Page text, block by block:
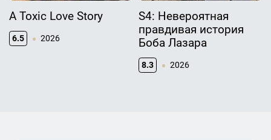
A Toxic Love Story
6.5 2026
S4: Невероятная
правдивая история
Боба Лазара
8.3 2026